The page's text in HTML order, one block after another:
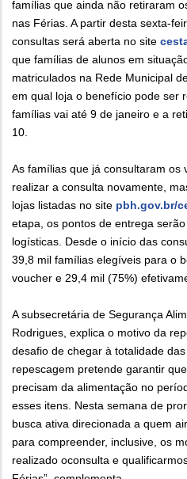
famílias que ainda não retiraram
nas Férias. A partir desta sexta-
consultas será aberta no site
que famílias de alunos em
matriculados na Rede Municipal
em qual loja o benefício pode ser
famílias vai até 9 de janeiro e a
10.
As famílias que já consultaram os
realizar a consulta novamente,
lojas listadas no site pbh.gov.br/
etapa, os pontos de entrega
logísticas. Desde o início das
39,8 mil famílias elegíveis para o
voucher e 29,4 mil (75%)
A subsecretária de Segurança
Rodrigues, explica o motivo da
desafio de chegar à totalidade
repescagem pretende garantir
precisam da alimentação no
esses itens. Nesta semana de
busca ativa direcionada a quem
para compreender, inclusive, os
realizado oconsulta e